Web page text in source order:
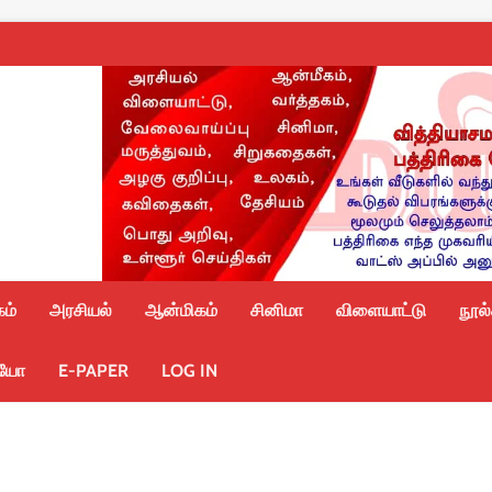
அரசியல் ஆன்மிகம் சினிமா விளையாட்டு
E-PAPER LOG IN